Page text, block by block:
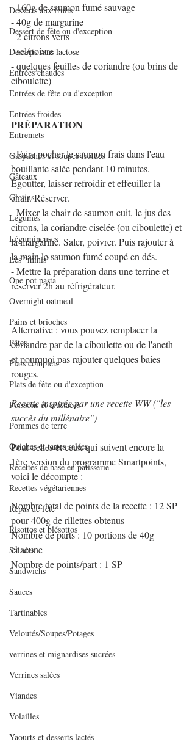
Desserts aux fruits
Dessert de fête ou d'exception
Desserts sans lactose
Entrées chaudes
Entrées de fête ou d'exception
Entrées froides
Entremets
Gaspachos et soupes froides
Gâteaux
Gratins
Légumes
Légumineuses
Les "minis"
One pot pasta
Overnight oatmeal
Pains et brioches
Pâtes
Plats complets
Plats de fête ou d'exception
Poissons et crustacés
Pommes de terre
Quiches et tartes salées
Recettes de base en pâtisserie
Recettes végétariennes
Repas de fête
Risottos et blésottos
Salades
Sandwichs
Sauces
Tartinables
Veloutés/Soupes/Potages
verrines et mignardises sucrées
Verrines salées
Viandes
Volailles
Yaourts et desserts lactés
- 160g de saumon fumé sauvage
- 40g de margarine
- 2 citrons verts
- sel/poivre
- quelques feuilles de coriandre (ou brins de
ciboulette)
PRÉPARATION
- Faire pocher le saumon frais dans l'eau
bouillante salée pendant 10 minutes.
Égoutter, laisser refroidir et effeuiller la
chair. Réserver.
- Mixer la chair de saumon cuit, le jus des
citrons, la coriandre ciselée (ou ciboulette) et
la margarine. Saler, poivrer. Puis rajouter à
la main le saumon fumé coupé en dés.
- Mettre la préparation dans une terrine et
réserver 2h au réfrigérateur.
Alternative : vous pouvez remplacer la
coriandre par de la ciboulette ou de l'aneth
et pourquoi pas rajouter quelques baies
rouges.
Recette inspirée par une recette WW ("les
succès du millénaire")
Pour celles et ceux qui suivent encore la
1ère version du programme Smartpoints,
voici le décompte :
Nombre total de points de la recette : 12 SP
pour 400g de rillettes obtenus
Nombre de parts : 10 portions de 40g
chacune
Nombre de points/part : 1 SP